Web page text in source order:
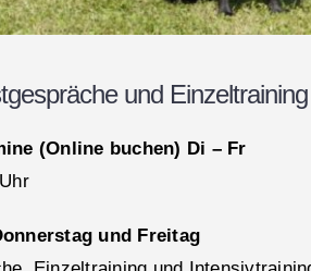
und Einzeltraining
(Online buchen) Di – Fr
und Freitag